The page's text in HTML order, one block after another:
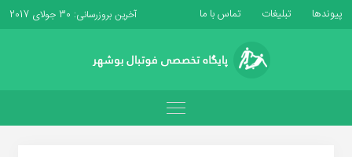
پیوندها تبلیغات تماس با ما آخرین بروزرسانی: 30 جولای 2017